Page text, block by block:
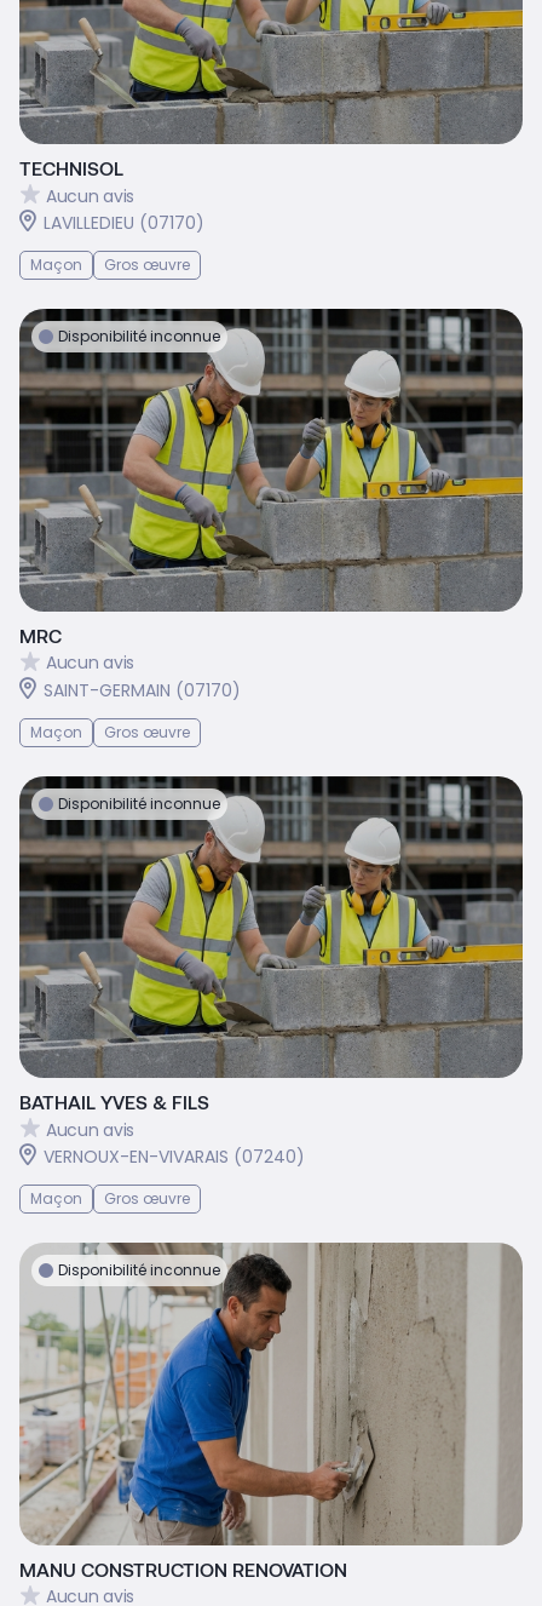
TECHNISOL
Aucun avis
LAVILLEDIEU (07170)
Maçon Gros œuvre
Disponibilité inconnue
MRC
Aucun avis
SAINT-GERMAIN (07170)
Maçon Gros œuvre
Disponibilité inconnue
BATHAIL YVES & FILS
Aucun avis
VERNOUX-EN-VIVARAIS (07240)
Maçon Gros œuvre
Disponibilité inconnue
MANU CONSTRUCTION RENOVATION
Aucun avis